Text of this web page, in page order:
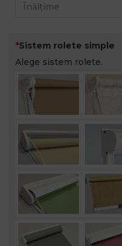
Sistem rolete simple
Alege sistem rolete.